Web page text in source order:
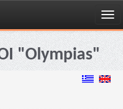
"Olympias"